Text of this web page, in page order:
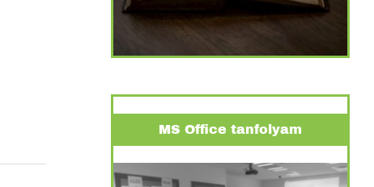
MS Office tanfolyam